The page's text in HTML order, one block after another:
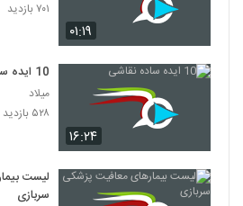
۰۱:۱۹
۷۰۱ بازدید
۱۶:۲۴
10 ایده ساده نقاشی
میلاد
۵۲۸ بازدید
لیست
سربازی